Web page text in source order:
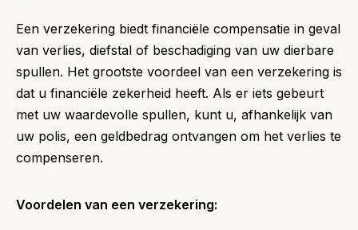
Een verzekering biedt financiële compensatie in geval
van verlies, diefstal of beschadiging van uw dierbare
spullen. Het grootste voordeel van een verzekering is
dat u financiële zekerheid heeft. Als er iets gebeurt
met uw waardevolle spullen, kunt u, afhankelijk van
uw polis, een geldbedrag ontvangen om het verlies te
compenseren.
Voordelen van een verzekering: